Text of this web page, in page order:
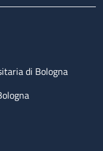
di Bologna